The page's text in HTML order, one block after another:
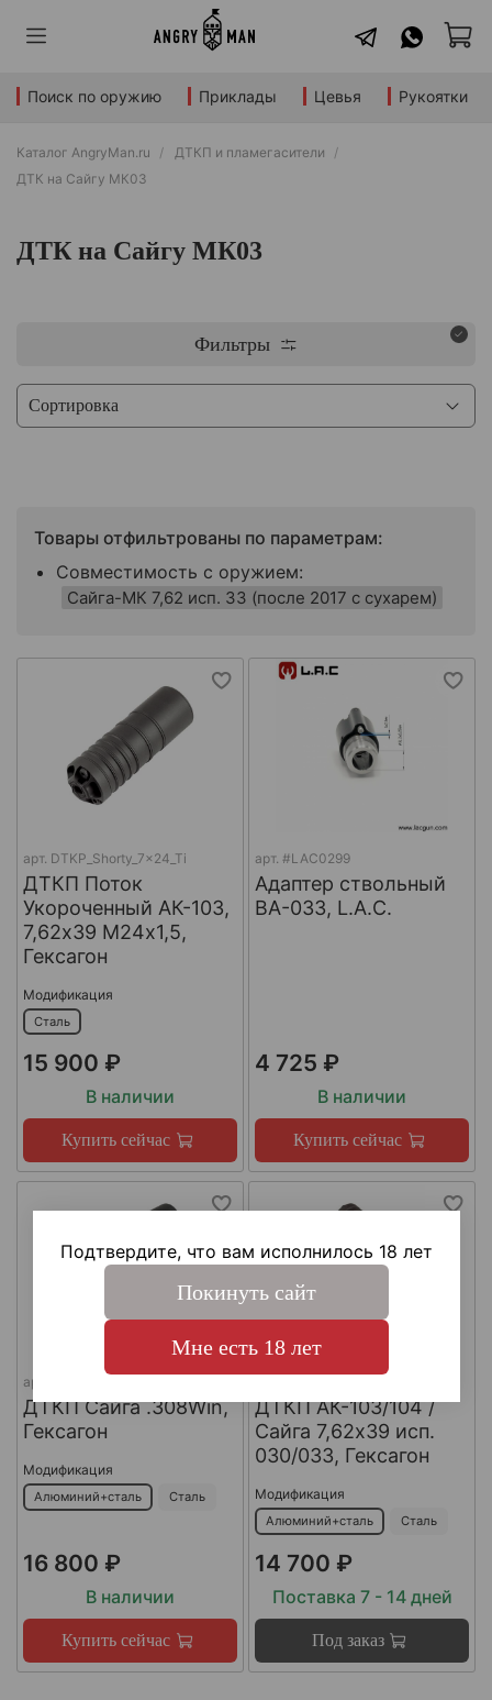
Поиск по оружию Приклады Цевья Рукоятки
Каталог AngryMan.ru
ДТКП и пламегасители
ДТК на Сайгу МК03
ДТК на Сайгу МК03
Фильтры
Товары отфильтрованы по параметрам:
Совместимость с оружием:
Сайга-МК 7,62 исп. 33 (после 2017 с сухарем)
арт. DTKP_Shorty_7x24_Ti
ДТКП Поток
Укороченный АК-103,
7,62х39 М24х1,5,
Гексагон
Модификация
Сталь
15 900 ₽
В наличии
Купить сейчас
арт. #LAC0299
Адаптер ствольный
BA-033, L.A.C.
4 725 ₽
В наличии
Купить сейчас
арт.
ДТКП Сайга .308Win,
Гексагон
Модификация
Алюминий+сталь Сталь
16 800 ₽
В наличии
Купить сейчас
ДТКП АК-103/104 /
Сайга 7,62х39 исп.
030/033, Гексагон
Модификация
Алюминий+сталь Сталь
14 700 ₽
Поставка 7 - 14 дней
Под заказ
Подтвердите, что вам исполнилось 18 лет
Покинуть сайт
Мне есть 18 лет